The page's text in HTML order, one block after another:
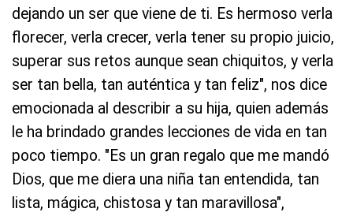
dejando un ser que viene de ti. Es hermoso verla
florecer, verla crecer, verla tener su propio juicio,
superar sus retos aunque sean chiquitos, y verla
ser tan bella, tan auténtica y tan feliz", nos dice
emocionada al describir a su hija, quien además
le ha brindado grandes lecciones de vida en tan
poco tiempo. "Es un gran regalo que me mandó
Dios, que me diera una niña tan entendida, tan
lista, mágica, chistosa y tan maravillosa",